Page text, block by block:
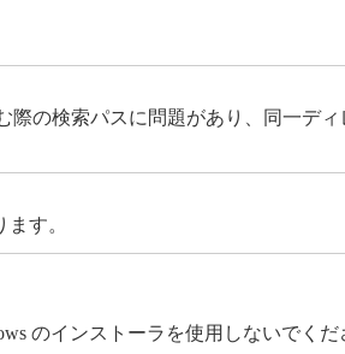
際の検索パスに問題があり、同一デ
す。
のインストーラを使用しないでくだ